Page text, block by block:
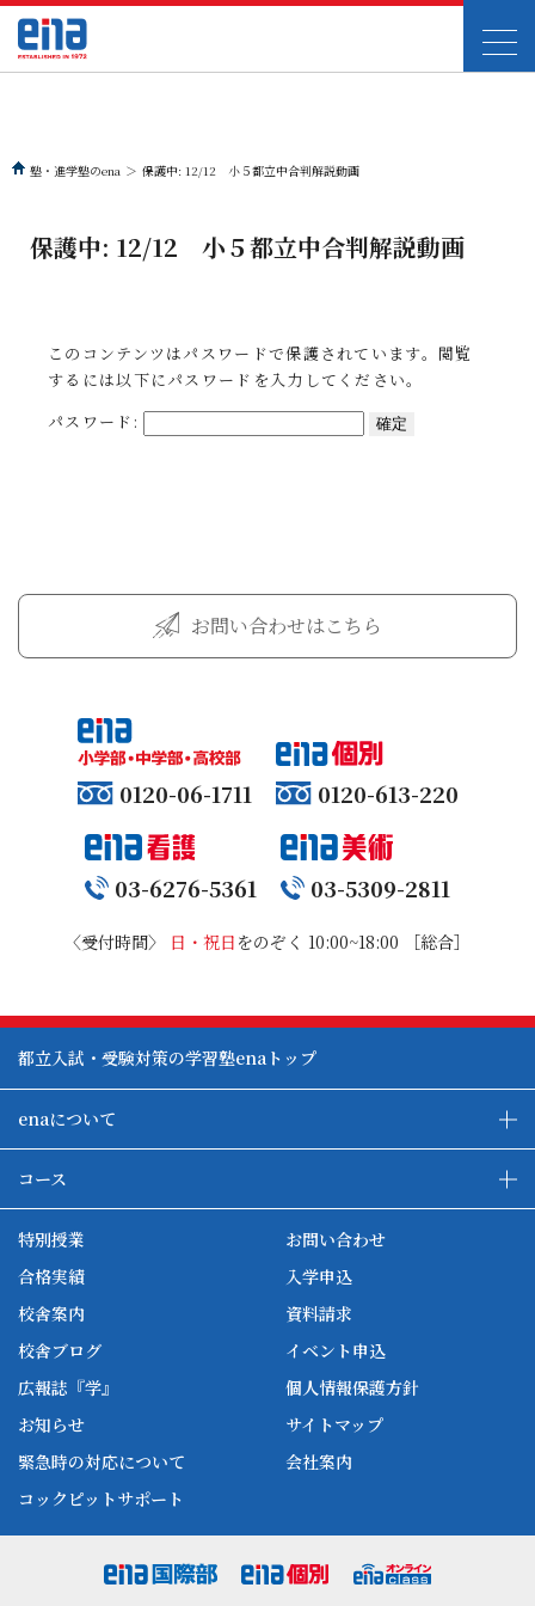
塾・進学塾のena ＞ 保護中: 12/12 小５都立中合判解説動画
保護中: 12/12 小５都立中合判解説動画
このコンテンツはパスワードで保護されています。閲覧
するには以下にパスワードを入力してください。
パスワード:
お問い合わせはこちら
0120-06-1711 0120-613-220
03-6276-5361 03-5309-2811
〈受付時間〉 日・祝日 をのぞく 10:00~18:00 ［総合］
都立入試・受験対策の学習塾enaトップ
enaについて
ena本部について
ena国立タワー竣工
ena-base
新開校
コース
特別授業
合格実績
校舎案内
校舎ブログ
広報誌『学』
お知らせ
緊急時の対応について
コックピットサポート
お問い合わせ
入学申込
資料請求
イベント申込
個人情報保護方針
サイトマップ
会社案内